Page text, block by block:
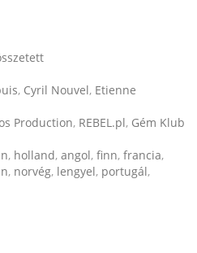
, Cyril Nouvel, Etienne
Production, REBEL.pl, Gém Klub
, holland, angol, finn, francia,
, norvég, lengyel, portugál,